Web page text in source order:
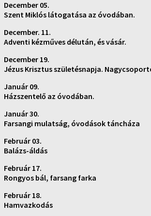
December 05.
Szent Miklós látogatása az óvodában.
December. 11.
Adventi kézműves délután, és vásár.
December 19.
Jézus Krisztus születésnapja.
Január 09.
Házszentelő az óvodában.
Január 30.
Farsangi mulatság, óvodások táncháza
Február 03.
Balázs-áldás
Február 17.
Rongyos bál, farsang farka
Február 18.
Hamvazkodás